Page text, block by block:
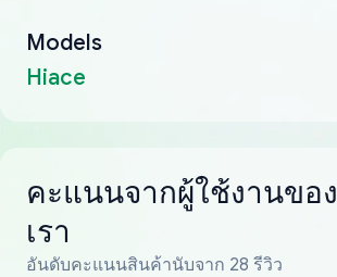
Models
Hiace
คะแนนจากผู้ใช้งานของ
เรา
อันดับคะแนนสินค้านับจาก 28 รีวิว